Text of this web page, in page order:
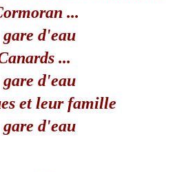
...
...
et leur famille